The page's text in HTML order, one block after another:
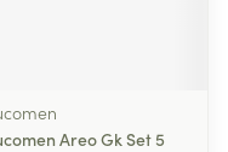
Areo Gk Set 5